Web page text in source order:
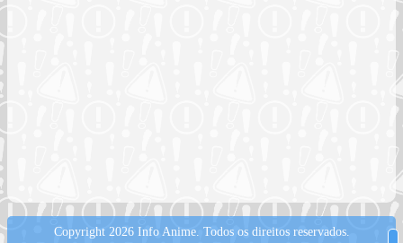
Copyright 2026 Info Anime. Todos os direitos reservados.